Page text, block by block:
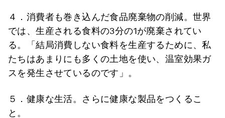
４．消費者も巻き込んだ食品廃棄物の削減。世界
では、生産される食料の3分の1が廃棄されてい
る。「結局消費しない食料を生産するために、私
たちはあまりにも多くの土地を使い、温室効果ガ
スを発生させているのです」。
５．健康な生活。さらに健康な製品をつくるこ
と。